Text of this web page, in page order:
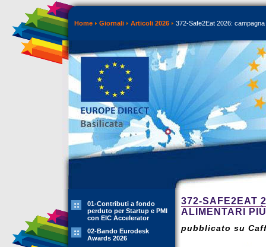
Home Giornali Articoli 2026 372-Safe2Eat 2026:
01-Contributi a fondo
perduto per Startup e PMI
con EIC Accelerator
02-Bando Eurodesk
Awards 2026
372-SAFE2EAT
ALIMENTARI
pubblicato su